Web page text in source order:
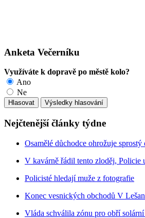
Anketa Večerníku
Využíváte k dopravě po městě kolo?
Ano
Ne
Nejčtenější články týdne
Osamělé důchodce ohrožuje sprostý
V kavárně řádil tento zloděj, Policie
Policisté hledají muže z fotografie
Konec vesnických obchodů V
Vláda schválila zónu pro obří